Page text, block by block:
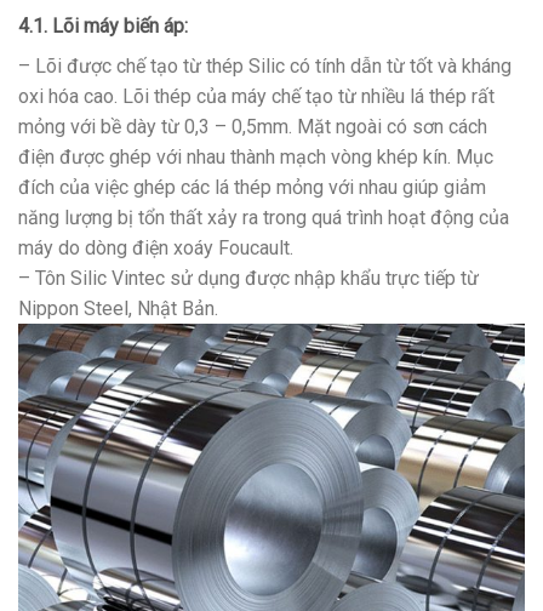
4.1. Lõi máy biến áp:
– Lõi được chế tạo từ thép Silic có tính dẫn từ tốt và kháng
oxi hóa cao. Lõi thép của máy chế tạo từ nhiều lá thép rất
mỏng với bề dày từ 0,3 – 0,5mm. Mặt ngoài có sơn cách
điện được ghép với nhau thành mạch vòng khép kín. Mục
đích của việc ghép các lá thép mỏng với nhau giúp giảm
năng lượng bị tổn thất xảy ra trong quá trình hoạt động của
máy do dòng điện xoáy Foucault.
– Tôn Silic Vintec sử dụng được nhập khẩu trực tiếp từ
Nippon Steel, Nhật Bản.